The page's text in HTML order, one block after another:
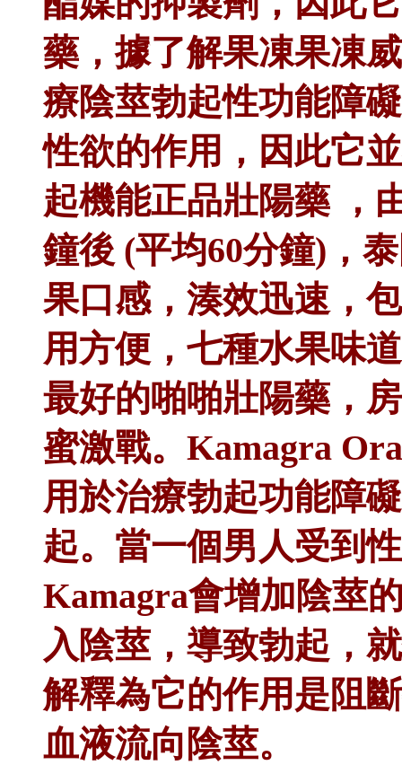
藥，據了解果凍果凍
療陰莖勃起性功能障
性欲的作用，因此它
起機能正品壯陽藥 ，
鐘後 (平均60分鐘)，
果口感，湊效迅速，
用方便，七種水果味
最好的啪啪壯陽藥，
蜜激戰。Kamagra
用於治療勃起功能障
起。當一個男人受到
Kamagra會增加陰莖
入陰莖，導致勃起，
解釋為它的作用是阻
血液流向陰莖。